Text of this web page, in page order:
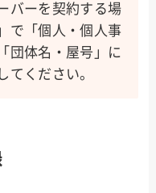
バーを契約する場
で「個人・個人事
団体名・屋号」に
てください。